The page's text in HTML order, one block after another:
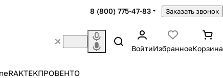
8 (800) 775-47-83 Заказать звонок
ВойтиИзбранноеКорзина
RAKTEKПРОВЕНТО